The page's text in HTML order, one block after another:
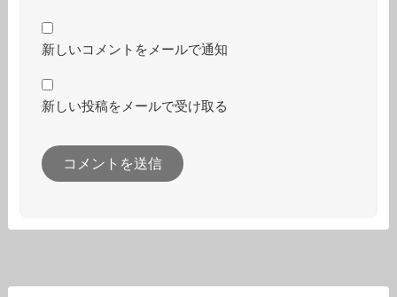
新しいコメントをメールで通知
新しい投稿をメールで受け取る